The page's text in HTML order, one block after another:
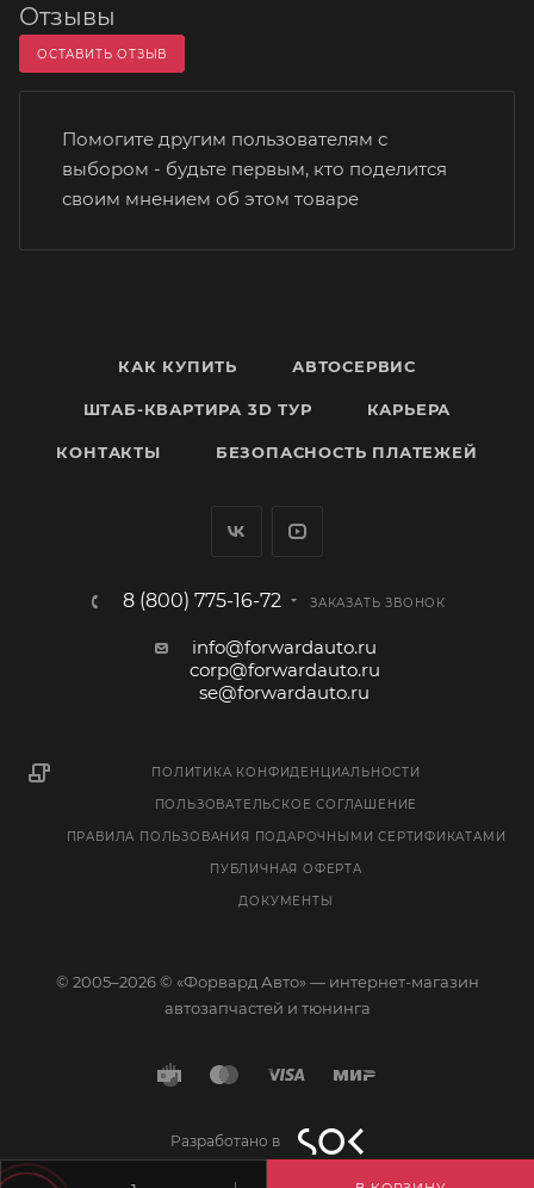
Отзывы
ОСТАВИТЬ ОТЗЫВ
Помогите другим пользователям с
выбором - будьте первым, кто поделится
своим мнением об этом товаре
КАК КУПИТЬ АВТОСЕРВИС
ШТАБ-КВАРТИРА 3D ТУР КАРЬЕРА
КОНТАКТЫ БЕЗОПАСНОСТЬ ПЛАТЕЖЕЙ
8 (800) 775-16-72 ЗАКАЗАТЬ ЗВОНОК
info@forwardauto.ru
corp@forwardauto.ru
se@forwardauto.ru
ПОЛИТИКА КОНФИДЕНЦИАЛЬНОСТИ
ПОЛЬЗОВАТЕЛЬСКОЕ СОГЛАШЕНИЕ
ПРАВИЛА ПОЛЬЗОВАНИЯ ПОДАРОЧНЫМИ СЕРТИФИКАТАМИ
ПУБЛИЧНАЯ ОФЕРТА
ДОКУМЕНТЫ
© 2005–2026 © «Форвард Авто» — интернет-магазин
автозапчастей и тюнинга
Разработано в